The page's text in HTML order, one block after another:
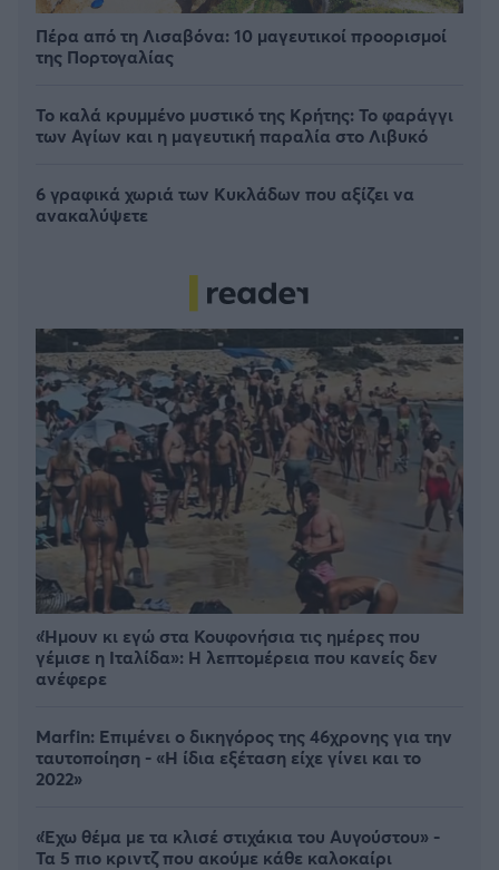
Πέρα από τη Λισαβόνα: 10 μαγευτικοί προορισμοί
της Πορτογαλίας
Το καλά κρυμμένο μυστικό της Κρήτης: Το φαράγγι
των Αγίων και η μαγευτική παραλία στο Λιβυκό
6 γραφικά χωριά των Κυκλάδων που αξίζει να
ανακαλύψετε
«Ήμουν κι εγώ στα Κουφονήσια τις ημέρες που
γέμισε η Ιταλίδα»: Η λεπτομέρεια που κανείς δεν
ανέφερε
Marfin: Επιμένει ο δικηγόρος της 46χρονης για την
ταυτοποίηση - «Η ίδια εξέταση είχε γίνει και το
2022»
«Έχω θέμα με τα κλισέ στιχάκια του Αυγούστου» -
Τα 5 πιο κριντζ που ακούμε κάθε καλοκαίρι